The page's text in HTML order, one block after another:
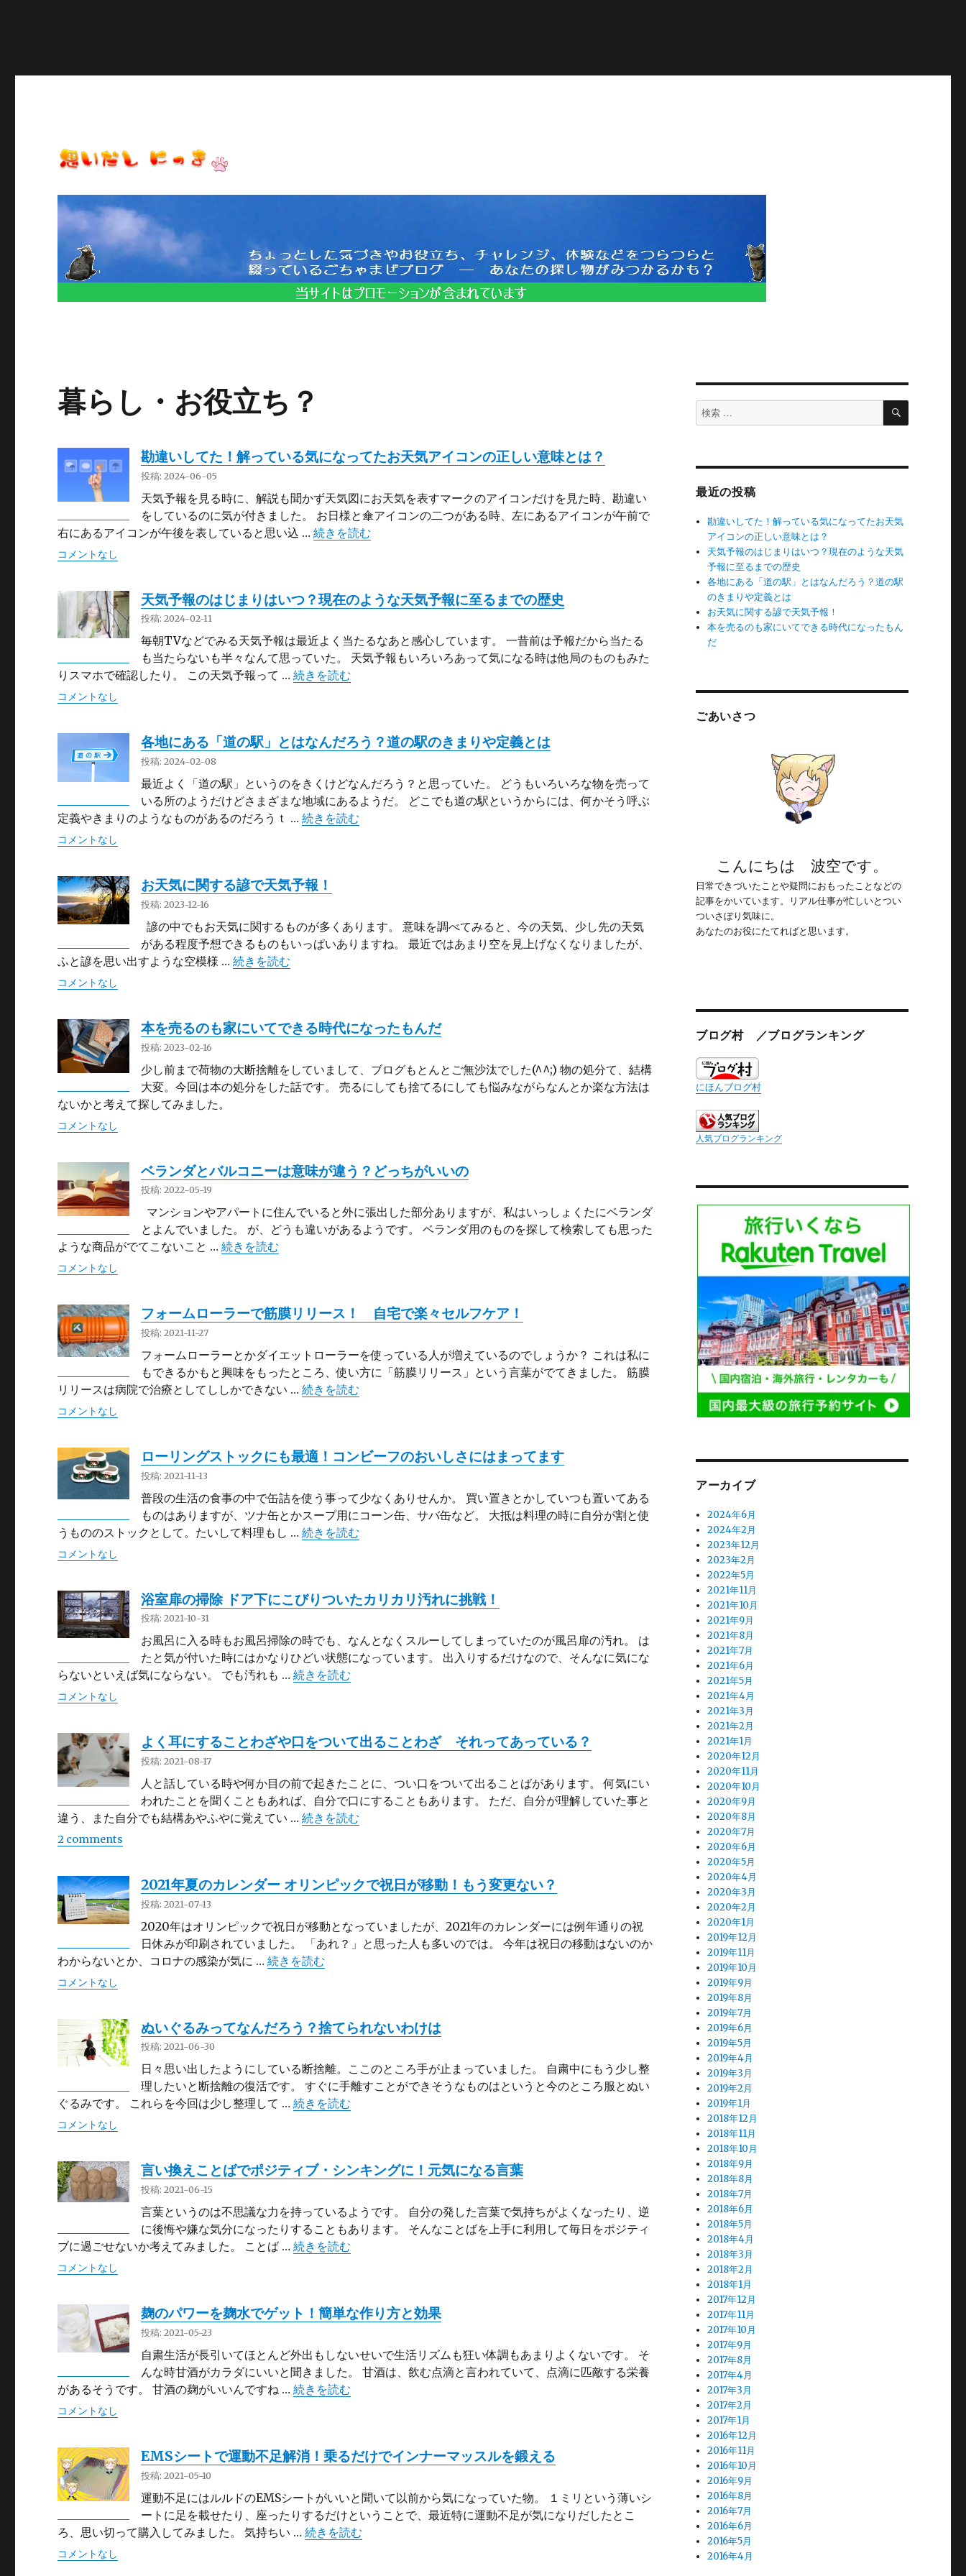
思いだし にっき
暮らし・お役立ち？
勘違いしてた！解っている気になってたお天気アイコンの正しい意味とは？
投稿: 2024-06-05
天気予報を見る時に、解説も聞かず天気図にお天気を表すマークのアイコンだけを見た時、勘違い
をしているのに気が付きました。 お日様と傘アイコンの二つがある時、左にあるアイコンが午前で
右にあるアイコンが午後を表していると思い込 …“勘違いしてた！解っている気になってたお天気アイコンの正しい意味とは？” の
続きを読む
コメントなし
天気予報のはじまりはいつ？現在のような天気予報に至るまでの歴史
投稿: 2024-02-11
毎朝TVなどでみる天気予報は最近よく当たるなあと感心しています。 一昔前は予報だから当たる
も当たらないも半々なんて思っていた。 天気予報もいろいろあって気になる時は他局のものもみた
りスマホで確認したり。 この天気予報って …“天気予報のはじまりはいつ？現在のような天気予報に至るまでの歴史” の
続きを読む
コメントなし
各地にある「道の駅」とはなんだろう？道の駅のきまりや定義とは
投稿: 2024-02-08
最近よく「道の駅」というのをきくけどなんだろう？と思っていた。 どうもいろいろな物を売って
いる所のようだけどさまざまな地域にあるようだ。 どこでも道の駅というからには、何かそう呼ぶ
定義やきまりのようなものがあるのだろうｔ …“各地にある「道の駅」とはなんだろう？道の駅のきまりや定義とは” の
続きを読む
コメントなし
お天気に関する諺で天気予報！
投稿: 2023-12-16
諺の中でもお天気に関するものが多くあります。 意味を調べてみると、今の天気、少し先の天気
がある程度予想できるものもいっぱいありますね。 最近ではあまり空を見上げなくなりましたが、
ふと諺を思い出すような空模様 …“お天気に関する諺で天気予報！” の
続きを読む
コメントなし
本を売るのも家にいてできる時代になったもんだ
投稿: 2023-02-16
少し前まで荷物の大断捨離をしていまして、ブログもとんとご無沙汰でした(^^;) 物の処分て、結構
大変。今回は本の処分をした話です。 売るにしても捨てるにしても悩みながらなんとか楽な方法は
ないかと考えて探してみました。
コメントなし
ベランダとバルコニーは意味が違う？どっちがいいの
投稿: 2022-05-19
マンションやアパートに住んでいると外に張出した部分ありますが、私はいっしょくたにベランダ
とよんでいました。 が、どうも違いがあるようです。 ベランダ用のものを探して検索しても思った
ような商品がでてこないこと …“ベランダとバルコニーは意味が違う？どっちがいいの” の
続きを読む
コメントなし
フォームローラーで筋膜リリース！ 自宅で楽々セルフケア！
投稿: 2021-11-27
フォームローラーとかダイエットローラーを使っている人が増えているのでしょうか？ これは私に
もできるかもと興味をもったところ、使い方に「筋膜リリース」という言葉がでてきました。 筋膜
リリースは病院で治療としてししかできない …“フォームローラーで筋膜リリース！ 自宅で楽々セルフケア！” の
続きを読む
コメントなし
ローリングストックにも最適！コンビーフのおいしさにはまってます
投稿: 2021-11-13
普段の生活の食事の中で缶詰を使う事って少なくありせんか。 買い置きとかしていつも置いてある
ものはありますが、ツナ缶とかスープ用にコーン缶、サバ缶など。 大抵は料理の時に自分が割と使
うもののストックとして。たいして料理もし …“ローリングストックにも最適！コンビーフのおいしさにはまってます” の
続きを読む
コメントなし
浴室扉の掃除 ドア下にこびりついたカリカリ汚れに挑戦！
投稿: 2021-10-31
お風呂に入る時もお風呂掃除の時でも、なんとなくスルーしてしまっていたのが風呂扉の汚れ。 は
たと気が付いた時にはかなりひどい状態になっています。 出入りするだけなので、そんなに気にな
らないといえば気にならない。 でも汚れも …“浴室扉の掃除 ドア下にこびりついたカリカリ汚れに挑戦！” の
続きを読む
コメントなし
よく耳にすることわざや口をついて出ることわざ それってあっている？
投稿: 2021-08-17
人と話している時や何か目の前で起きたことに、つい口をついて出ることばがあります。 何気にい
われたことを聞くこともあれば、自分で口にすることもあります。 ただ、自分が理解していた事と
違う、また自分でも結構あやふやに覚えてい …“よく耳にすることわざや口をついて出ることわざ それってあっている？” の
続きを読む
2 comments
2021年夏のカレンダー オリンピックで祝日が移動！もう変更ない？
投稿: 2021-07-13
2020年はオリンピックで祝日が移動となっていましたが、2021年のカレンダーには例年通りの祝
日休みが印刷されていました。 「あれ？」と思った人も多いのでは。 今年は祝日の移動はないのか
わからないとか、コロナの感染が気に …“2021年夏のカレンダー オリンピックで祝日が移動！もう変更ない？” の
続きを読む
コメントなし
ぬいぐるみってなんだろう？捨てられないわけは
投稿: 2021-06-30
日々思い出したようにしている断捨離。ここのところ手が止まっていました。 自粛中にもう少し整
理したいと断捨離の復活です。 すぐに手離すことができそうなものはというと今のところ服とぬい
ぐるみです。 これらを今回は少し整理して …“ぬいぐるみってなんだろう？捨てられないわけは” の
続きを読む
コメントなし
言い換えことばでポジティブ・シンキングに！元気になる言葉
投稿: 2021-06-15
言葉というのは不思議な力を持っているようです。 自分の発した言葉で気持ちがよくなったり、逆
に後悔や嫌な気分になったりすることもあります。 そんなことばを上手に利用して毎日をポジティ
ブに過ごせないか考えてみました。 ことば …“言い換えことばでポジティブ・シンキングに！元気になる言葉” の
続きを読む
コメントなし
麹のパワーを麹水でゲット！簡単な作り方と効果
投稿: 2021-05-23
自粛生活が長引いてほとんど外出もしないせいで生活リズムも狂い体調もあまりよくないです。 そ
んな時甘酒がカラダにいいと聞きました。 甘酒は、飲む点滴と言われていて、点滴に匹敵する栄養
があるそうです。 甘酒の麹がいいんですね …“麹のパワーを麹水でゲット！簡単な作り方と効果” の
続きを読む
コメントなし
EMSシートで運動不足解消！乗るだけでインナーマッスルを鍛える
投稿: 2021-05-10
運動不足にはルルドのEMSシートがいいと聞いて以前から気になっていた物。 １ミリという薄いシ
ートに足を載せたり、座ったりするだけということで、最近特に運動不足が気になりだしたとこ
ろ、思い切って購入してみました。 気持ちい …“EMSシートで運動不足解消！乗るだけでインナーマッスルを鍛える” の
続きを読む
コメントなし
検
索
検
最近の投稿
勘違いしてた！解っている気になってたお天気
アイコンの正しい意味とは？
天気予報のはじまりはいつ？現在のような天気
予報に至るまでの歴史
各地にある「道の駅」とはなんだろう？道の駅
のきまりや定義とは
お天気に関する諺で天気予報！
本を売るのも家にいてできる時代になったもん
だ
ごあいさつ
こんにちは 波空です。
日常できづいたことや疑問におもったことなどの
記事をかいています。リアル仕事が忙しいとつい
ついさぼり気味に。
あなたのお役にたてればと思います。
ブログ村 ／ブログランキング
にほんブログ村
人気ブログランキング
アーカイブ
2024年6月
2024年2月
2023年12月
2023年2月
2022年5月
2021年11月
2021年10月
2021年9月
2021年8月
2021年7月
2021年6月
2021年5月
2021年4月
2021年3月
2021年2月
2021年1月
2020年12月
2020年11月
2020年10月
2020年9月
2020年8月
2020年7月
2020年6月
2020年5月
2020年4月
2020年3月
2020年2月
2020年1月
2019年12月
2019年11月
2019年10月
2019年9月
2019年8月
2019年7月
2019年6月
2019年5月
2019年4月
2019年3月
2019年2月
2019年1月
2018年12月
2018年11月
2018年10月
2018年9月
2018年8月
2018年7月
2018年6月
2018年5月
2018年4月
2018年3月
2018年2月
2018年1月
2017年12月
2017年11月
2017年10月
2017年9月
2017年8月
2017年4月
2017年3月
2017年2月
2017年1月
2016年12月
2016年11月
2016年10月
2016年9月
2016年8月
2016年7月
2016年6月
2016年5月
2016年4月